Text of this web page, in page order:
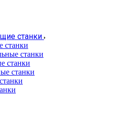
станки
станки
станки
станки
станки